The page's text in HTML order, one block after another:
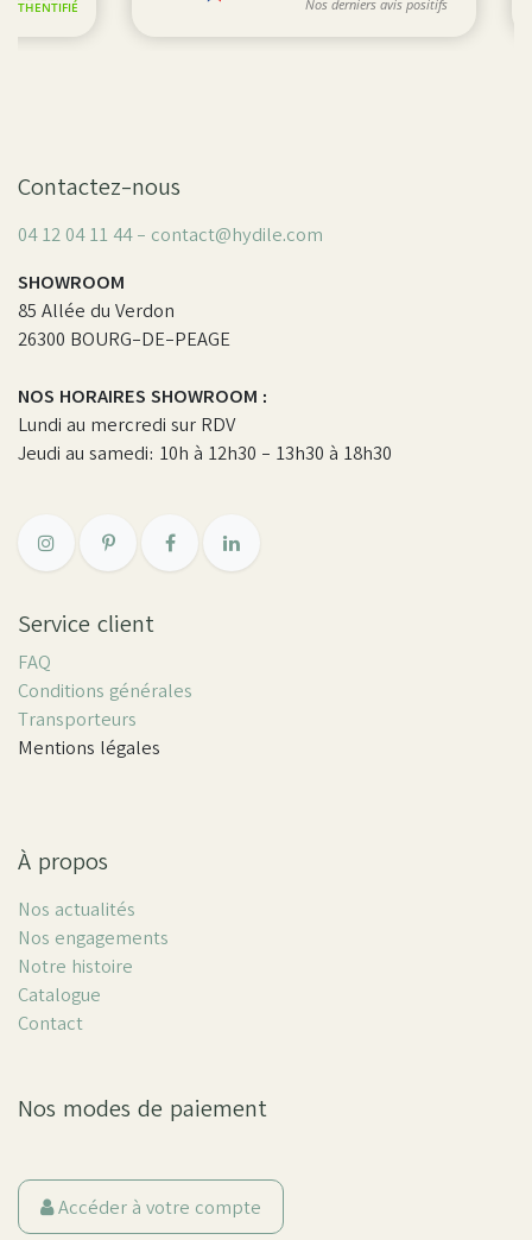
Contactez-nous
04 12 04 11 44 - contact@hydile.com
SHOWROOM
85 Allée du Verdon
26300 BOURG-DE-PEAGE
NOS HORAIRES SHOWROOM :
Lundi au mercredi sur RDV
Jeudi au samedi: 10h à 12h30 - 13h30 à 18h30
Service client
FAQ
Conditions générales
Transporteurs
Mentions légales
À propos
Nos actualités
Nos engagements
Notre histoire
Catalogue
Contact
Nos modes de paiement
Accéder à votre compte